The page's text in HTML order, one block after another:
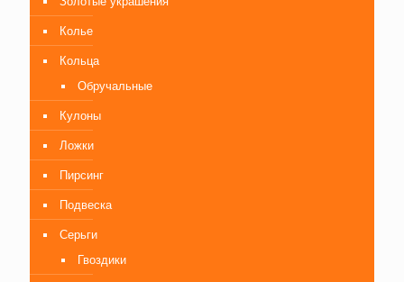
Колье
Кольца
Обручальные
Кулоны
Ложки
Пирсинг
Подвеска
Серьги
Гвоздики